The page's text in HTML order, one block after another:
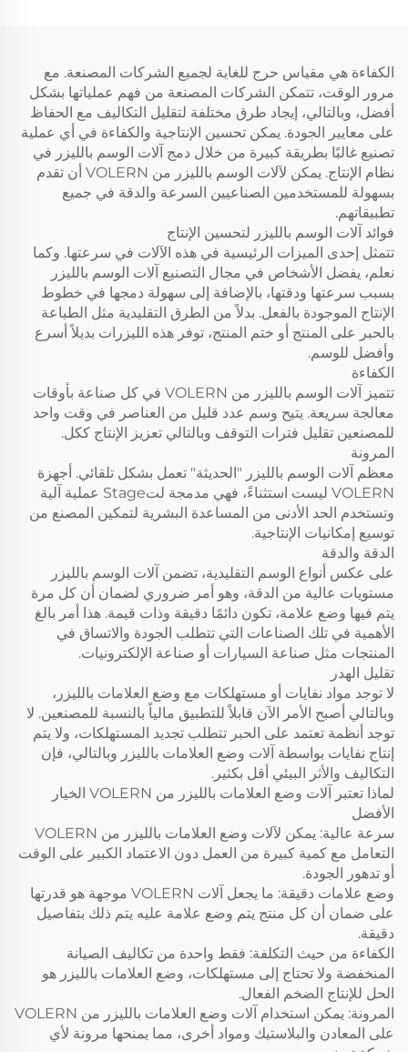
الكفاءة هي مقياس حرج للغاية لجميع الشركات المصنعة. مع
مرور الوقت، تتمكن الشركات المصنعة من فهم عملياتها بشكل
أفضل، وبالتالي، إيجاد طرق مختلفة لتقليل التكاليف مع الحفاظ
على معايير الجودة. يمكن تحسين الإنتاجية والكفاءة في أي عملية
تصنيع غالبًا بطريقة كبيرة من خلال دمج آلات الوسم بالليزر في
نظام الإنتاج. يمكن لآلات الوسم بالليزر من VOLERN أن تقدم
بسهولة للمستخدمين الصناعيين السرعة والدقة في جميع
تطبيقاتهم.
فوائد آلات الوسم بالليزر لتحسين الإنتاج
تتمثل إحدى الميزات الرئيسية في هذه الآلات في سرعتها. وكما
نعلم، يفضل الأشخاص في مجال التصنيع آلات الوسم بالليزر
بسبب سرعتها ودقتها، بالإضافة إلى سهولة دمجها في خطوط
الإنتاج الموجودة بالفعل. بدلاً من الطرق التقليدية مثل الطباعة
بالحبر على المنتج أو ختم المنتج، توفر هذه الليزرات بديلاً أسرع
وأفضل للوسم.
الكفاءة
تتميز آلات الوسم بالليزر من VOLERN في كل صناعة بأوقات
معالجة سريعة. يتيح وسم عدد قليل من العناصر في وقت واحد
للمصنعين تقليل فترات التوقف وبالتالي تعزيز الإنتاج ككل.
المرونة
معظم آلات الوسم بالليزر "الحديثة" تعمل بشكل تلقائي. أجهزة
VOLERN ليست استثناءً، فهي مدمجة لتStage عملية آلية
وتستخدم الحد الأدنى من المساعدة البشرية لتمكين المصنع من
توسيع إمكانيات الإنتاجية.
الدقة والدقة
على عكس أنواع الوسم التقليدية، تضمن آلات الوسم بالليزر
مستويات عالية من الدقة، وهو أمر ضروري لضمان أن كل مرة
يتم فيها وضع علامة، تكون دائمًا دقيقة وذات قيمة. هذا أمر بالغ
الأهمية في تلك الصناعات التي تتطلب الجودة والاتساق في
المنتجات مثل صناعة السيارات أو صناعة الإلكترونيات.
تقليل الهدر
لا توجد مواد نفايات أو مستهلكات مع وضع العلامات بالليزر،
وبالتالي أصبح الأمر الآن قابلاً للتطبيق مالياً بالنسبة للمصنعين. لا
توجد أنظمة تعتمد على الحبر تتطلب تجديد المستهلكات، ولا يتم
إنتاج نفايات بواسطة آلات وضع العلامات بالليزر وبالتالي، فإن
التكاليف والأثر البيئي أقل بكثير.
لماذا تعتبر آلات وضع العلامات بالليزر من VOLERN الخيار
الأفضل
سرعة عالية: يمكن لآلات وضع العلامات بالليزر من VOLERN
التعامل مع كمية كبيرة من العمل دون الاعتماد الكبير على الوقت
أو تدهور الجودة.
وضع علامات دقيقة: ما يجعل آلات VOLERN موجهة هو قدرتها
على ضمان أن كل منتج يتم وضع علامة عليه يتم ذلك بتفاصيل
دقيقة.
الكفاءة من حيث التكلفة: فقط واحدة من تكاليف الصيانة
المنخفضة ولا تحتاج إلى مستهلكات، وضع العلامات بالليزر هو
الحل للإنتاج الضخم الفعال.
المرونة: يمكن استخدام آلات وضع العلامات بالليزر من VOLERN
على المعادن والبلاستيك ومواد أخرى، مما يمنحها مرونة لأي